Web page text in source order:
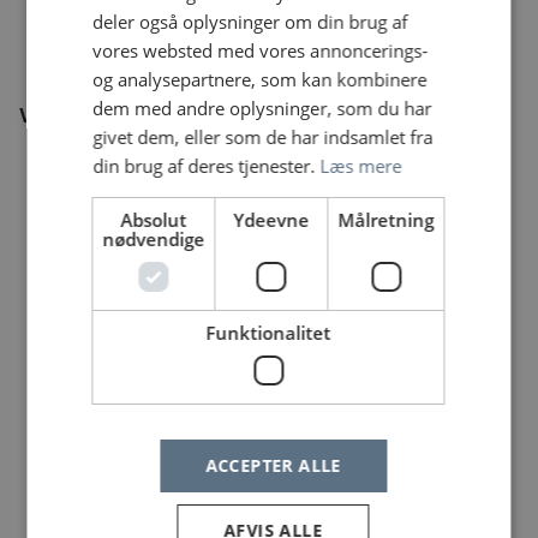
Sammenhængende patientforløb
Tværfagligt samarbejde og høj faglighed
Vi tilbyder
Grundig introduktion og mentorordning
Oplæring med kompetencekort inden for både
intermediær og intensiv neonatal sygepleje
Transportfunktion
Et højt specialiseret miljø med stærkt fagligt
engagement
Arbejdsplan med 12 ugers normperiode
Ca. 20–22 aften/nattevagter og 5 weekender på
udvikling og omsorg
deler også oplysninger om din brug af
vores websted med vores annoncerings-
og analysepartnere, som kan kombinere
dem med andre oplysninger, som du har
givet dem, eller som de har indsamlet fra
din brug af deres tjenester. Læs mere
Absolut
nødvendige
Ydeevne Målretning
Funktionalitet
ACCEPTER ALLE
AFVIS ALLE